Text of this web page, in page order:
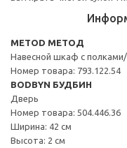
METOD МЕТОД
Навесной шкаф с
Номер товара: 793.122.54
BODBYN БУДБИН
Дверь
Номер товара: 504.446.36
Ширина: 42 см
Высота: 2 см